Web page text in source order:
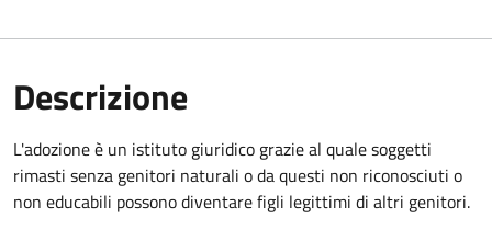
Descrizione
L'adozione è un istituto giuridico grazie al quale soggetti
rimasti senza genitori naturali o da questi non riconosciuti o
non educabili possono diventare figli legittimi di altri genitori.